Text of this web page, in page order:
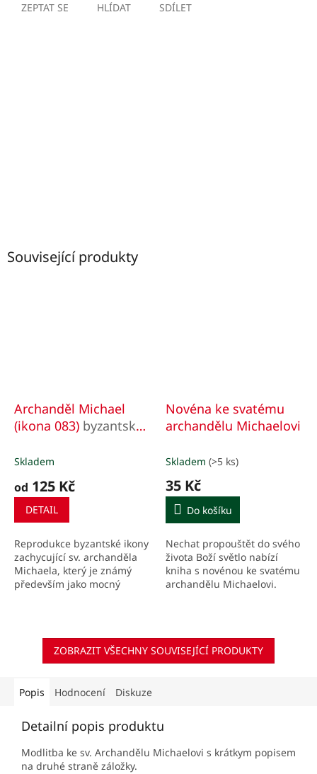
ZEPTAT SE HLÍDAT SDÍLET
Související produkty
Archanděl Michael
(ikona 083) byzantská
Skladem
od 125 Kč
DETAIL
Reprodukce byzantské ikony
zachycující sv. archanděla
Michaela, který je známý
především jako mocný
Novéna ke svatému
archandělu Michaelovi
Skladem (>5 ks)
35 Kč
Do košíku
Nechat propouštět do svého
života Boží světlo nabízí
kniha s novénou ke svatému
archandělu Michaelovi.
ZOBRAZIT VŠECHNY SOUVISEJÍCÍ PRODUKTY
Popis Hodnocení Diskuze
Detailní popis produktu
Modlitba ke sv. Archandělu Michaelovi s krátkym popisem
na druhé straně záložky.